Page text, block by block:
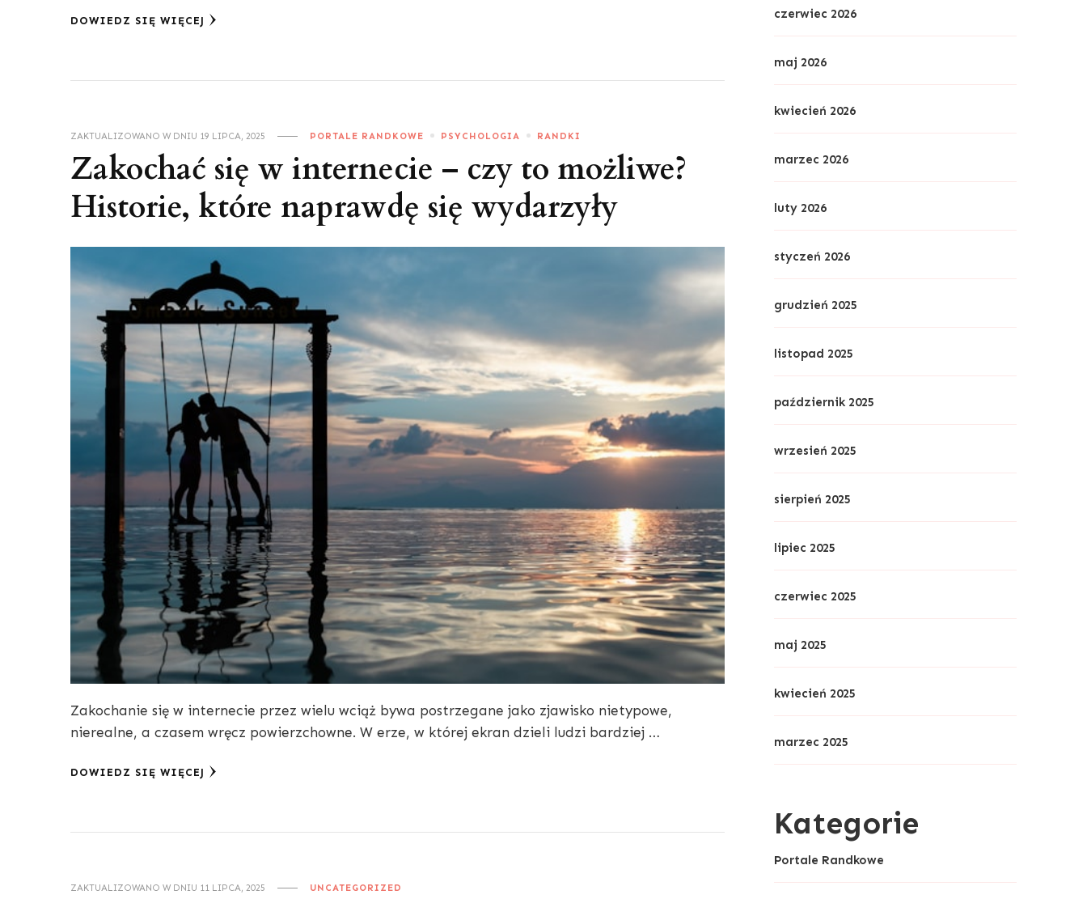
DOWIEDZ SIĘ WIĘCEJ
ZAKTUALIZOWANO W DNIU 19 LIPCA, 2025 PORTALE RANDKOWE PSYCHOLOGIA RANDKI
Zakochać się w internecie – czy to możliwe?
Historie, które naprawdę się wydarzyły
Zakochanie się w internecie przez wielu wciąż bywa postrzegane jako zjawisko nietypowe,
nierealne, a czasem wręcz powierzchowne. W erze, w której ekran dzieli ludzi bardziej …
DOWIEDZ SIĘ WIĘCEJ
ZAKTUALIZOWANO W DNIU 11 LIPCA, 2025 UNCATEGORIZED
czerwiec 2026
maj 2026
kwiecień 2026
marzec 2026
luty 2026
styczeń 2026
grudzień 2025
listopad 2025
październik 2025
wrzesień 2025
sierpień 2025
lipiec 2025
czerwiec 2025
maj 2025
kwiecień 2025
marzec 2025
Kategorie
Portale Randkowe